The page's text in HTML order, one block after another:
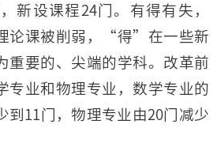
新设课程24门。有得有失，
论课被削弱，“得”在一些新
重要的、尖端的学科。改革前
专业和物理专业，数学专业的
到11门，物理专业由20门减少